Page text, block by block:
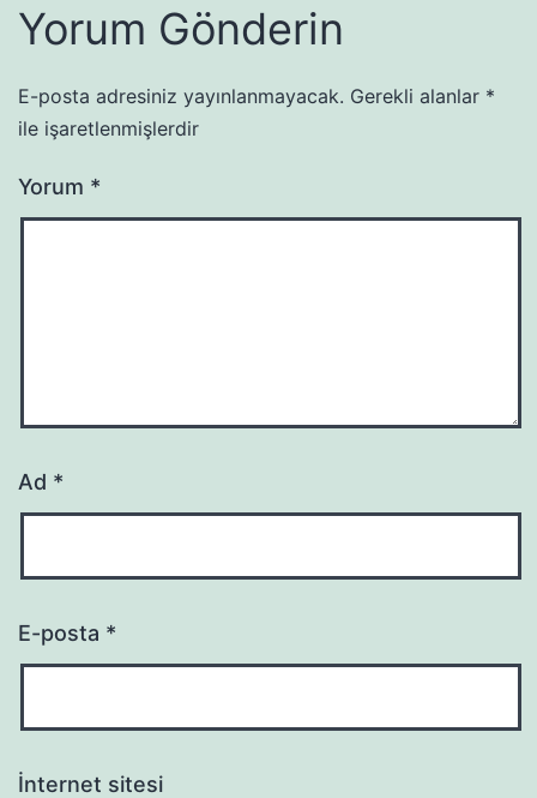
Yorum Gönderin
E-posta adresiniz yayınlanmayacak. Gerekli alanlar *
ile işaretlenmişlerdir
Yorum *
Ad *
E-posta *
İnternet sitesi